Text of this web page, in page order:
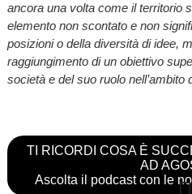
ancora una volta come il territorio
elemento non scontato e non
posizioni o della diversità di idee,
raggiungimento di un obiettivo
società e del suo ruolo nell’ambito
TI RICORDI COSA È
AD
Ascolta il podcast con le